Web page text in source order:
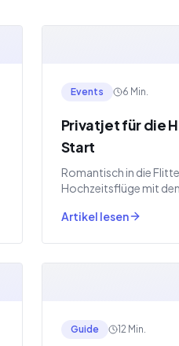
Events 6 Min.
Privatjet für die
Start
Romantisch in die
Hochzeitsflüge mit
Artikel lesen
Guide 12 Min.